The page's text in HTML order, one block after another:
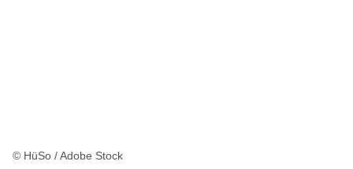
© HüSo / Adobe Stock